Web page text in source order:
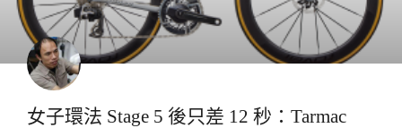
女子環法 Stage 5 後只差 12 秒：Tarmac